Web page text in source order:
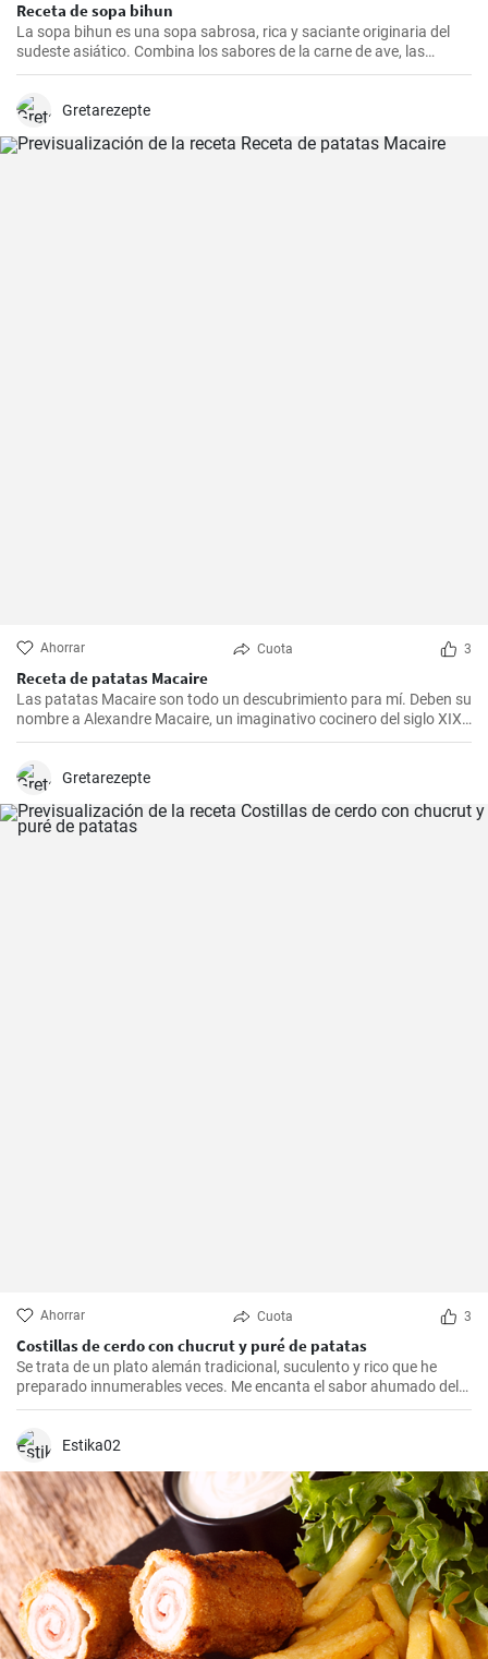
Receta de sopa bihun
La sopa bihun es una sopa sabrosa, rica y saciante originaria del
sudeste asiático. Combina los sabores de la carne de ave, las
verduras y los fideos de arroz en una sola olla. En casa la
Gretarezepte
Ahorrar Cuota 3
Receta de patatas Macaire
Las patatas Macaire son todo un descubrimiento para mí. Deben su
nombre a Alexandre Macaire, un imaginativo cocinero del siglo XIX.
Este plato de patatas de sabor exquisito es en realidad muy sencillo
cocinar con mi familia los fines de semana, cuando podemos
¡tendrás una sabrosa receta de guarnición en tu repertorio culinario
en un abrir y cerrar de ojos!
Gretarezepte
Ahorrar Cuota 3
Costillas de cerdo con chucrut y puré de patatas
Se trata de un plato alemán tradicional, suculento y rico que he
preparado innumerables veces. Me encanta el sabor ahumado del
Kassler combinado con el chucrut ácido y el cremoso puré de
es un delicioso plato reconfortante en los días más fríos.
Estika02